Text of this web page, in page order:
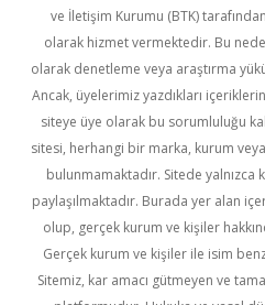
ve İletişim Kurumu (BTK)
olarak hizmet vermektedir. Bu
olarak denetleme veya araştırma
Ancak, üyelerimiz yazdıkları
siteye üye olarak bu sorumluluğu
sitesi, herhangi bir marka, kurum
bulunmamaktadır. Sitede yalnızca
paylaşılmaktadır. Burada yer alan
olup, gerçek kurum ve kişiler
Gerçek kurum ve kişiler ile isim
Sitemiz, kar amacı gütmeyen ve